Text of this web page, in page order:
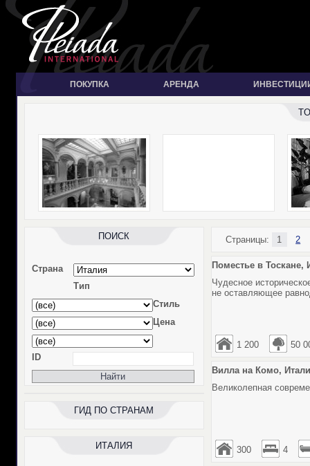
ПОКУПКА АРЕНДА
ПОИСК
Страна
Тип
Стиль
Цена
ID
ГИД ПО СТРАНАМ
ИТАЛИЯ
Страницы: 1 2
Поместье в Тоскане,
Чудесное
не оставляющее
1 200 50
Вилла на Комо,
Великолепная
300 4